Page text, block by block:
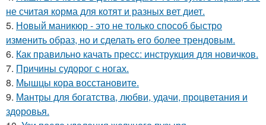
не считая корма для котят и разных вет диет.
5. Новый маникюр - это не только способ быстро
изменить образ, но и сделать его более трендовым.
6. Как правильно качать пресс: инструкция для новичков.
7. Причины судорог с ногах.
8. Мышцы кора восстановите.
9. Мантры для богатства, любви, удачи, процветания и
здоровья.